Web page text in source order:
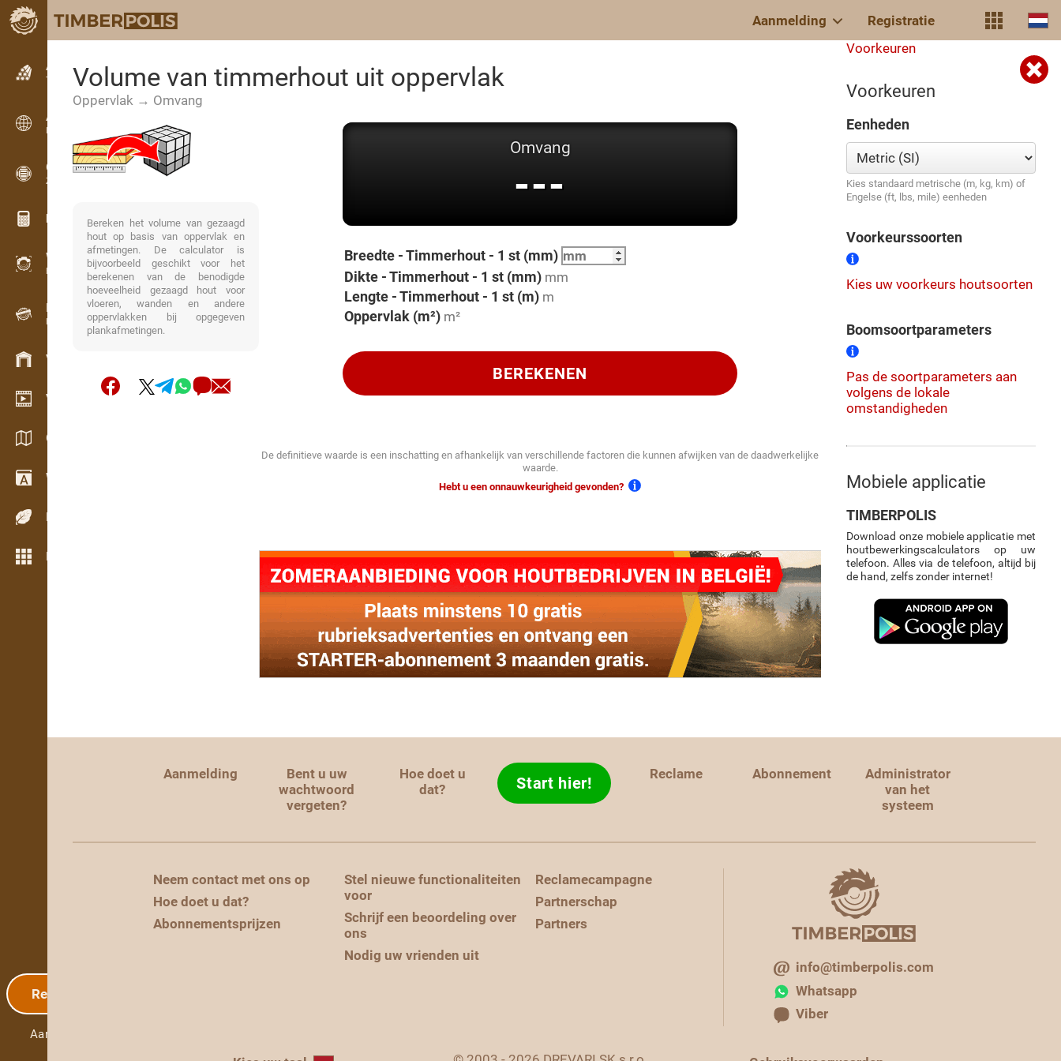
Aanmelding Registratie
Advertenties
Tekstadvertenties
Advertenties
Internationale advertenties
OPTI-TIMB
Zaagschema’s
Hout calculators
WoodProfi
Houtvolume met AI
Datalogger
Houtinventarisatie in het veld
Voorraadbeheer
Video showroom
Catalogi / Brochures
Woordenboek
Houtsoorten
Meer opties
Registratie
Aanmelding
Volume van timmerhout uit oppervlak
Oppervlak → Omvang
Bereken het volume van gezaagd
hout op basis van oppervlak en
afmetingen. De calculator is
bijvoorbeeld geschikt voor het
berekenen van de benodigde
hoeveelheid gezaagd hout voor
vloeren, wanden en andere
oppervlakken bij opgegeven
plankafmetingen.
Omvang
---
Breedte - Timmerhout - 1 st (mm)
Dikte - Timmerhout - 1 st (mm)
Lengte - Timmerhout - 1 st (m)
Oppervlak (m²)
BEREKENEN
De definitieve waarde is een inschatting en afhankelijk van verschillende factoren die kunnen afwijken van de daadwerkelijke
waarde.
Hebt u een onnauwkeurigheid gevonden?
Voorkeuren
Voorkeuren
Eenheden
Kies standaard metrische (m, kg, km) of
Engelse (ft, lbs, mile) eenheden
Voorkeurssoorten
Kies uw voorkeurs houtsoorten
Boomsoortparameters
Pas de soortparameters aan
volgens de lokale
omstandigheden
Mobiele applicatie
TIMBERPOLIS
Download onze mobiele applicatie met
houtbewerkingscalculators op uw
telefoon. Alles via de telefoon, altijd bij
de hand, zelfs zonder internet!
Aanmelding
Bent u uw
wachtwoord
vergeten?
Hoe doet u
dat?
Start hier! Reclame Abonnement
Administrator
van het
systeem
Neem contact met ons op
Hoe doet u dat?
Abonnementsprijzen
Stel nieuwe functionaliteiten
voor
Schrijf een beoordeling over
ons
Nodig uw vrienden uit
Reclamecampagne
Partnerschap
Partners
info@timberpolis.com
Whatsapp
Viber